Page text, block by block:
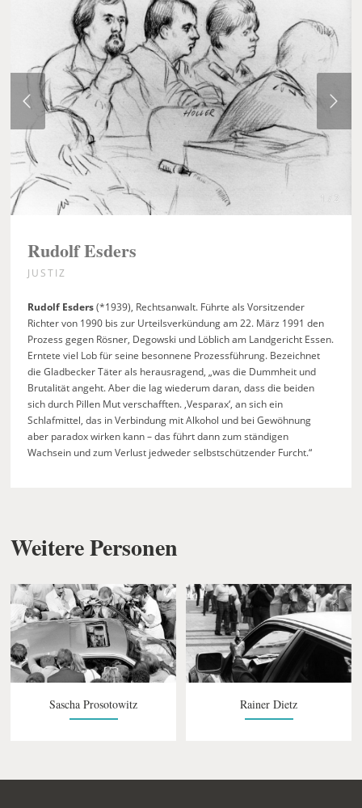
1 / 2
Rudolf Esders
JUSTIZ
Rudolf Esders(*1939), Rechtsanwalt. Führte als Vorsitzender
Richter von 1990 bis zur Urteilsverkündung am 22. März 1991 den
Prozess gegen Rösner, Degowski und Löblich am Landgericht Essen.
Erntete viel Lob für seine besonnene Prozessführung. Bezeichnet
die Gladbecker Täter als herausragend, „was die Dummheit und
Brutalität angeht. Aber die lag wiederum daran, dass die beiden
sich durch Pillen Mut verschafften. ,Vesparax‘, an sich ein
Schlafmittel, das in Verbindung mit Alkohol und bei Gewöhnung
aber paradox wirken kann – das führt dann zum ständigen
Wachsein und zum Verlust jedweder selbstschützender Furcht.“
Weitere Personen
Sascha Prosotowitz Rainer Dietz